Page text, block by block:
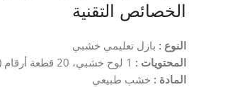
الخصائص التقنية
النوع : بازل تعليمي خشبي
المحتويات :
المادة : خشب طبيعي